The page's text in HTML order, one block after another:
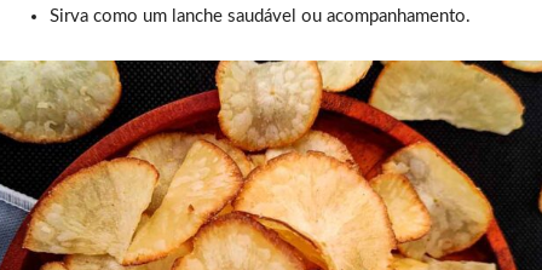
Sirva como um lanche saudável ou acompanhamento.